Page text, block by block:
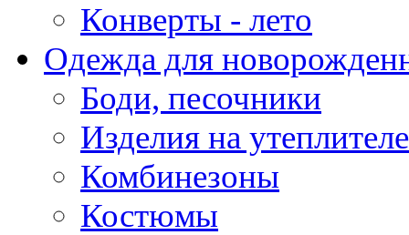
Конверты - лето
Одежда для
Боди, песочники
Изделия на утеплителе
Комбинезоны
Костюмы